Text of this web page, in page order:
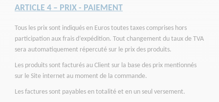
ARTICLE 4 – PRIX - PAIEMENT
Tous les prix sont indiqués en Euros toutes taxes comprises hors
participation aux frais d’expédition. Tout changement du taux de TVA
sera automatiquement répercuté sur le prix des produits.
Les produits sont facturés au Client sur la base des prix mentionnés
sur le Site internet au moment de la commande.
Les factures sont payables en totalité et en un seul versement.